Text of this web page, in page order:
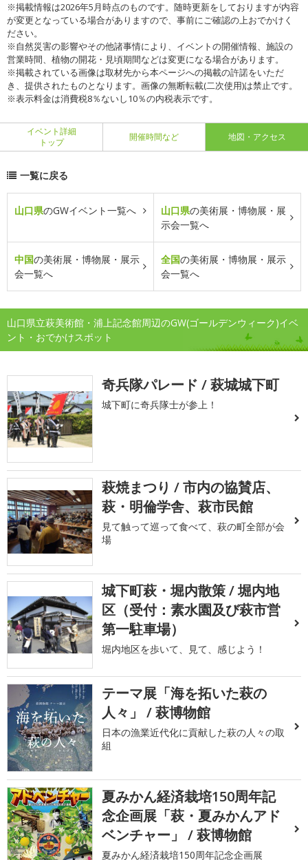
※掲載情報は2026年5月時点のものです。随時更新をしておりますが内容
が変更となっている場合がありますので、事前にご確認の上おでかけく
ださい。
※自然災害の影響やその他諸事情により、イベントの開催情報、施設の
営業時間、植物の開花・見頃期間などは変更になる場合があります。
※掲載されている画像は取材先から本ページへの掲載の許諾をいただ
き、提供されたものとなります。画像の無断転載(二次使用)は禁止です。
※表示料金は消費税8％ないし10％の内税表示です。
イベント詳細
トップ
開催時間など 地図・アクセス
一覧に戻る
山口県のGWイベント一覧へ 山口県の美術展・博物展・展
示会一覧へ
中国の美術展・博物展・展示
会一覧へ
全国の美術展・博物展・展示
会一覧へ
山口県立萩美術館・浦上記念館周辺のGW(ゴールデンウィーク)イベ
ント・おでかけスポット
奇兵隊パレード / 萩城城下町
城下町に奇兵隊士が参上！
萩焼まつり / 市内の協賛店、
萩・明倫学舎、萩市民館
見て触って巡って食べて、萩の町全部が会
場
城下町萩・堀内散策 / 堀内地
区（受付：素水園及び萩市営
第一駐車場）
堀内地区を歩いて、見て、感じよう！
テーマ展「海を拓いた萩の
人々」 / 萩博物館
日本の漁業近代化に貢献した萩の人々の取
組
夏みかん経済栽培150周年記
念企画展「萩・夏みかんアド
ベンチャー」 / 萩博物館
夏みかん経済栽培150周年記念企画展